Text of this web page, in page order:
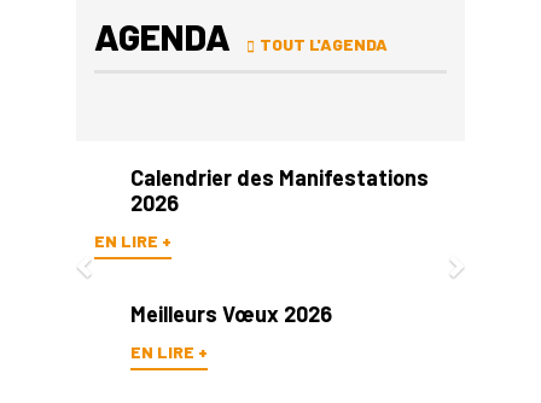
AGENDA TOUT L'AGENDA
Calendrier des Manifestations
2026
EN LIRE +
Meilleurs Vœux 2026
EN LIRE +